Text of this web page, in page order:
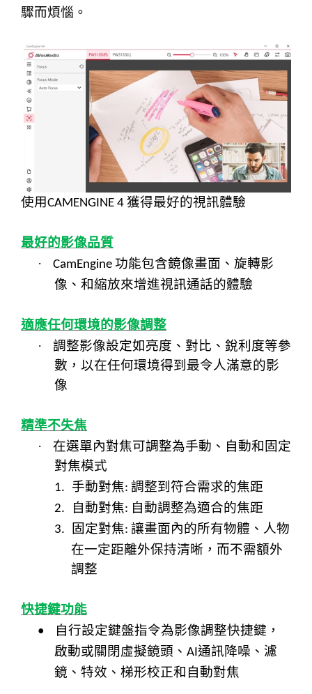
驟而煩惱。
使用CAMENGINE 4 獲得最好的視訊體驗
最好的影像品質
·
CamEngine 功能包含鏡像畫面、旋轉影
像、和縮放來增進視訊通話的體驗
適應任何環境的影像調整
·
調整影像設定如亮度、對比、銳利度等參
數，以在任何環境得到最令人滿意的影
像
精準不失焦
·
在選單內對焦可調整為手動、自動和固定
對焦模式
1. 手動對焦: 調整到符合需求的焦距
2. 自動對焦: 自動調整為適合的焦距
3. 固定對焦: 讓畫面內的所有物體、人物
在一定距離外保持清晰，而不需額外
調整
快捷鍵功能
•
自行設定鍵盤指令為影像調整快捷鍵，
啟動或關閉虛擬鏡頭、 AI通訊降噪、濾
鏡、特效、梯形校正和自動對焦